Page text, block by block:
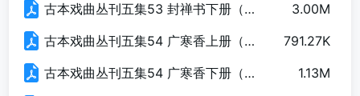
古本戏曲丛刊五集53 封禅书下册（266页）.pdf
3.00M
古本戏曲丛刊五集54 广寒香上册（164页）.pdf
791.27K
古本戏曲丛刊五集54 广寒香下册（159页）.pdf
1.13M